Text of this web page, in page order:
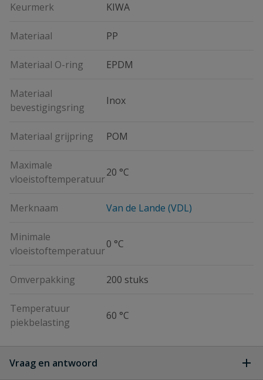
Keurmerk KIWA
Materiaal PP
Materiaal O-ring EPDM
Materiaal
bevestigingsring
Inox
Materiaal grijpring POM
Maximale
vloeistoftemperatuur
20 °C
Merknaam Van de Lande (VDL)
Minimale
vloeistoftemperatuur
0 °C
Omverpakking 200 stuks
Temperatuur
piekbelasting
60 °C
Vraag en antwoord